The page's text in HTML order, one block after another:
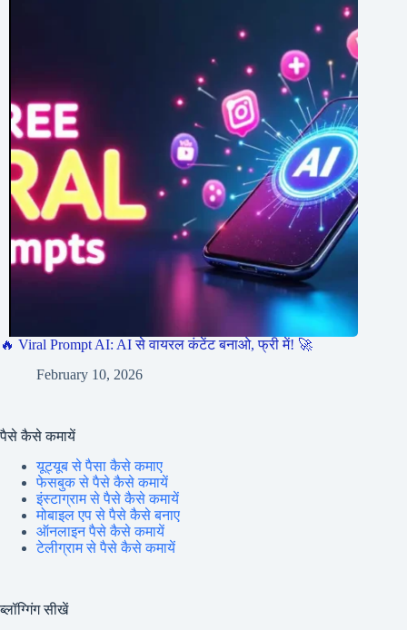
🔥 Viral Prompt AI: AI से वायरल कंटेंट बनाओ, फ्री में! 🚀
February 10, 2026
पैसे कैसे कमायें
यूट्यूब से पैसा कैसे कमाए
फेसबुक से पैसे कैसे कमायें
इंस्टाग्राम से पैसे कैसे कमायें
मोबाइल एप से पैसे कैसे बनाए
ऑनलाइन पैसे कैसे कमायें
टेलीग्राम से पैसे कैसे कमायें
ब्लॉग्गिंग सीखें